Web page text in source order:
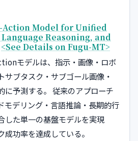
Model for Unified
Reasoning, and
<See Details on Fugu-MT>
モデルは、指示・画像・ロボ
サブタスク・サブゴール画像・
に予測する。 従来のアプローチ
モデリング・言語推論・長期的行
した単一の基盤モデルを実現
成功率を達成している。